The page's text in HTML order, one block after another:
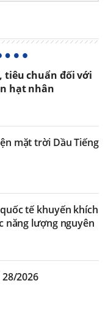
tiêu chuẩn đối với
hạt nhân
mặt trời Dầu Tiếng
tế khuyến khích
năng lượng nguyên
2026